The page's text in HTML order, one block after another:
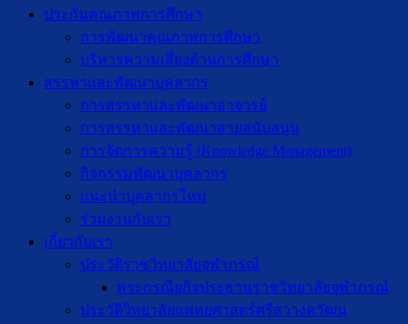
ประกันคุณภาพการศึกษา
การพัฒนาคุณภาพการศึกษา
บริหารความเสี่ยงด้านการศึกษา
สรรหาและพัฒนาบุคลากร
การสรรหาและพัฒนาอาจารย์
การสรรหาและพัฒนาสายสนับสนุน
การจัดการความรู้ (Knowledge Management)
กิจกรรมพัฒนาบุคลากร
แนะนำบุคลากรใหม่
ร่วมงานกับเรา
เกี่ยวกับเรา
ประวัติราชวิทยาลัยจุฬาภรณ์
พระกรณียกิจประธานราชวิทยาลัยจุฬาภรณ์
ประวัติวิทยาลัยแพทยศาสตร์ศรีสวางควัฒน